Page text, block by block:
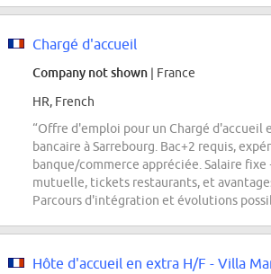
Chargé d'accueil
Company not shown | France
HR, French
“Offre d'emploi pour un Chargé d'accueil
bancaire à Sarrebourg. Bac+2 requis,
banque/commerce appréciée. Salaire fixe
mutuelle, tickets restaurants, et
Parcours d'intégration et évolutions